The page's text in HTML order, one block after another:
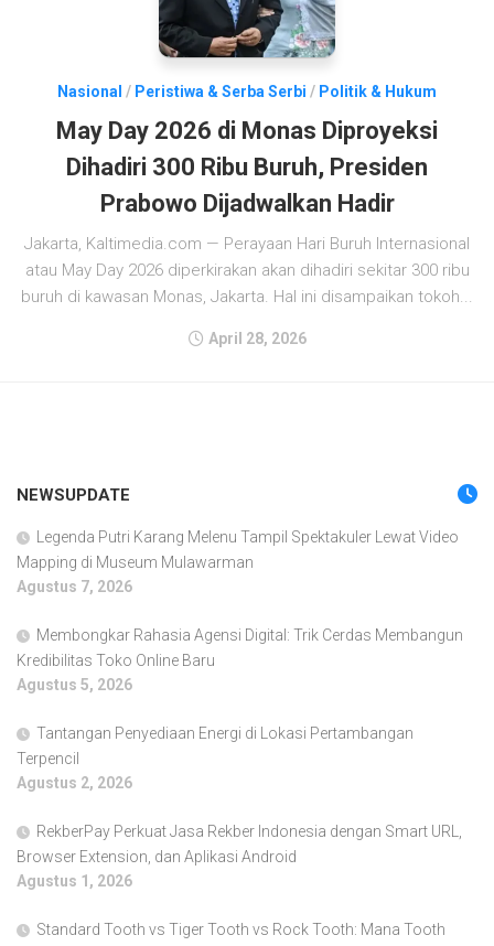
Nasional / Peristiwa & Serba Serbi / Politik & Hukum
May Day 2026 di Monas Diproyeksi
Dihadiri 300 Ribu Buruh, Presiden
Prabowo Dijadwalkan Hadir
Jakarta, Kaltimedia.com — Perayaan Hari Buruh Internasional
atau May Day 2026 diperkirakan akan dihadiri sekitar 300 ribu
buruh di kawasan Monas, Jakarta. Hal ini disampaikan tokoh...
April 28, 2026
NEWSUPDATE
Legenda Putri Karang Melenu Tampil Spektakuler Lewat Video
Mapping di Museum Mulawarman
Agustus 7, 2026
Membongkar Rahasia Agensi Digital: Trik Cerdas Membangun
Kredibilitas Toko Online Baru
Agustus 5, 2026
Tantangan Penyediaan Energi di Lokasi Pertambangan
Terpencil
Agustus 2, 2026
RekberPay Perkuat Jasa Rekber Indonesia dengan Smart URL,
Browser Extension, dan Aplikasi Android
Agustus 1, 2026
Standard Tooth vs Tiger Tooth vs Rock Tooth: Mana Tooth